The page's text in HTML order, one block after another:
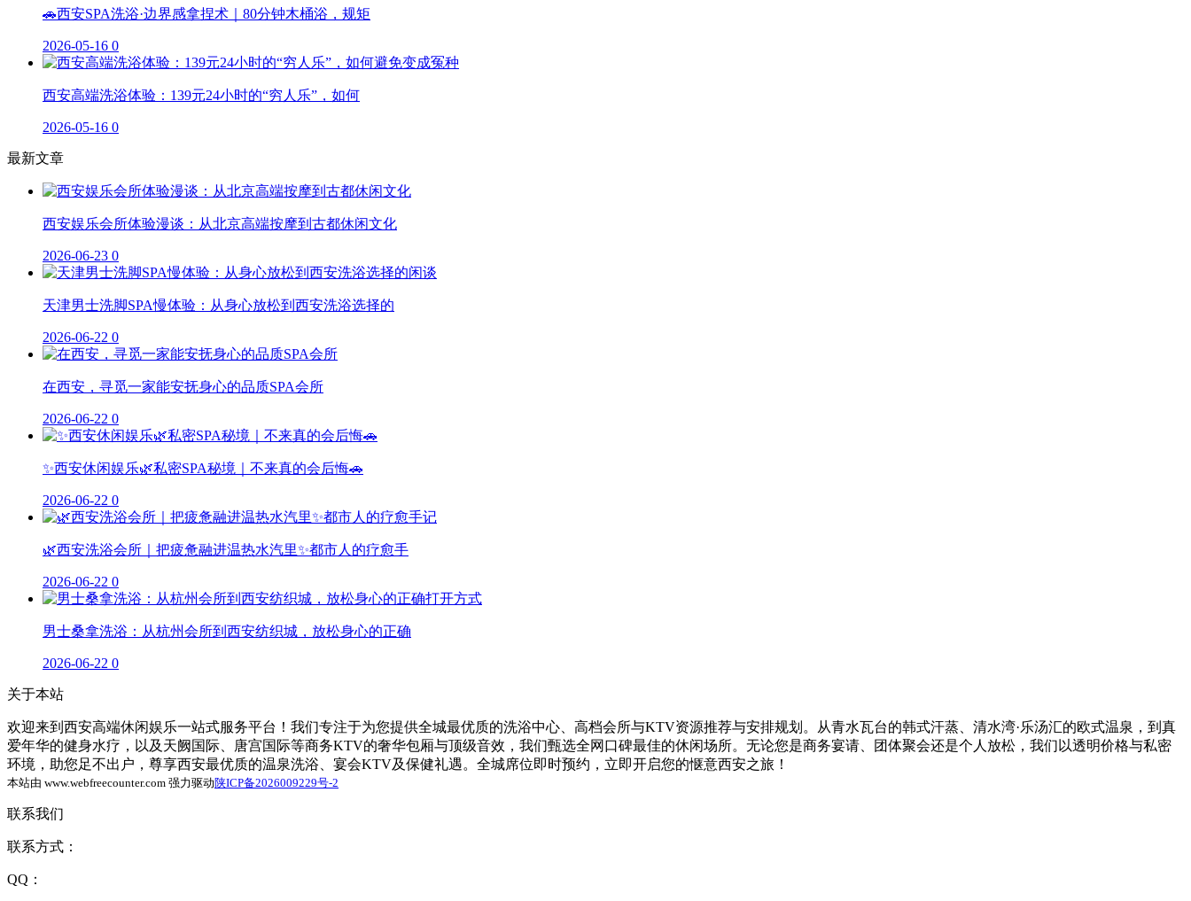
🚗西安SPA洗浴·边界感拿捏术｜80分钟木桶浴，规矩
2026-05-16 0
西安高端洗浴体验：139元24小时的“穷人乐”，如何
2026-05-16 0
最新文章
西安娱乐会所体验漫谈：从北京高端按摩到古都休闲文化
2026-06-23 0
天津男士洗脚SPA慢体验：从身心放松到西安洗浴选择的
2026-06-22 0
在西安，寻觅一家能安抚身心的品质SPA会所
2026-06-22 0
✨西安休闲娱乐🌿私密SPA秘境｜不来真的会后悔🚗
2026-06-22 0
🌿西安洗浴会所｜把疲惫融进温热水汽里✨都市人的疗愈手
2026-06-22 0
男士桑拿洗浴：从杭州会所到西安纺织城，放松身心的正确
2026-06-22 0
关于本站
欢迎来到西安高端休闲娱乐一站式服务平台！我们专注于为您提供全城最优质的洗浴中心、高档会所与KTV资源推荐与安排规划。从青水瓦台的韩式汗蒸、清水湾·乐汤汇的欧式温泉，到真
爱年华的健身水疗，以及天阙国际、唐宫国际等商务KTV的奢华包厢与顶级音效，我们甄选全网口碑最佳的休闲场所。无论您是商务宴请、团体聚会还是个人放松，我们以透明价格与私密
环境，助您足不出户，尊享西安最优质的温泉洗浴、宴会KTV及保健礼遇。全城席位即时预约，立即开启您的惬意西安之旅！
本站由 www.webfreecounter.com 强力驱动陕ICP备2026009229号-2
联系我们
联系方式：
QQ：